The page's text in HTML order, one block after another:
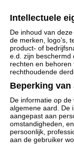
Intellectuele
De inhoud van
de merken, logo’s,
product- of
e.d. zijn beschermd
rechten en
rechthoudende
Beperking van
De informatie op de
algemene aard. De
aangepast aan
omstandigheden,
persoonlijk,
aan de gebruiker